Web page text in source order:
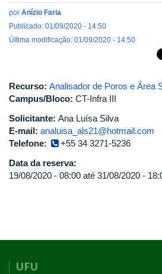
por Anízio Faria
Publicado: 01/09/2020 - 14:50
Última modificação: 01/09/2020 - 14:50
Recurso: Analisador de Poros e Área
Campus/Bloco: CT-Infra III
Solicitante: Ana Luísa Silva
E-mail: analuisa_als21@hotmail.com
Telefone:
+55 34 3271-5236
Data da reserva:
19/08/2020 - 08:00 até 31/08/2020 -
UFU